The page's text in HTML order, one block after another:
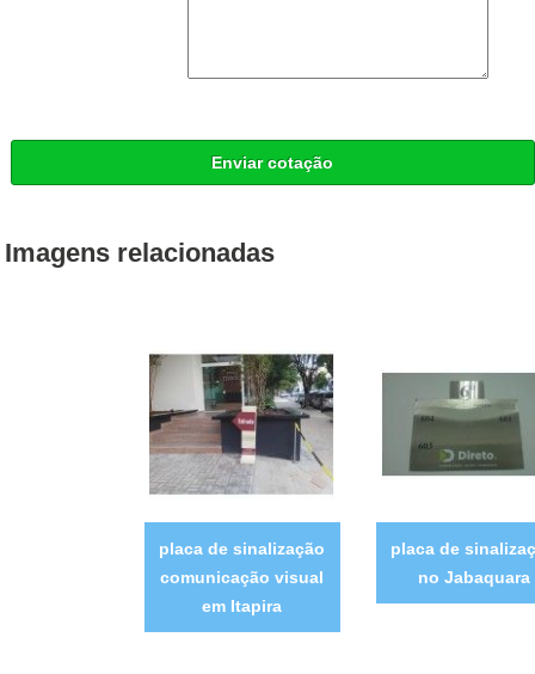
Enviar cotação
Imagens relacionadas
placa de sinalização
comunicação visual
em Itapira
placa de
no Jabaquara